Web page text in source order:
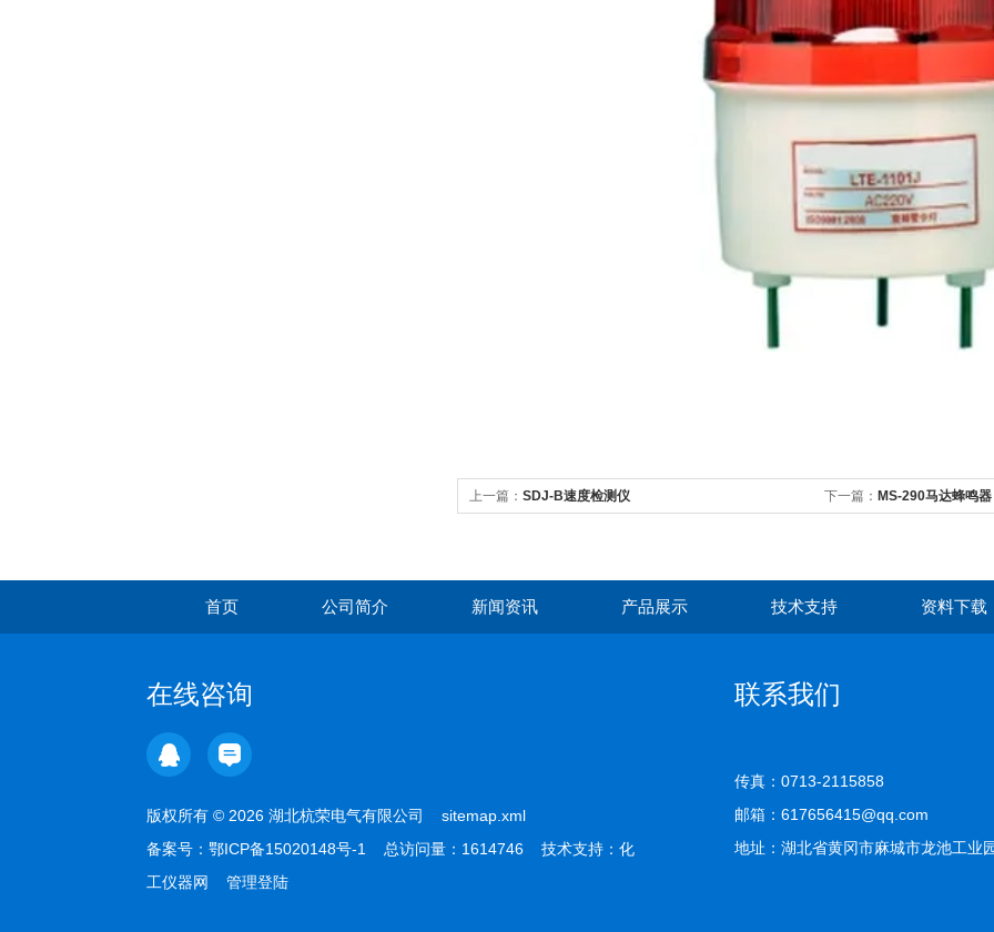
上一篇： SDJ-B速度检测仪 下一篇： MS-290马达蜂鸣器
首页 公司简介 新闻资讯 产品展示 技术支持 资料下载
在线咨询
版权所有 © 2026 湖北杭荣电气有限公司 sitemap.xml
备案号： 鄂ICP备15020148号-1 总访问量：1614746 技术支持： 化
工仪器网
管理登陆
联系我们
传真：0713-2115858
邮箱：617656415@qq.com
地址：湖北省黄冈市麻城市龙池工业